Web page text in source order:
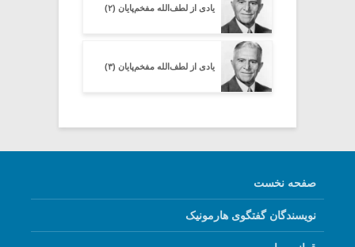
یادی از لطف‌الله مفخم‌پایان (۲)
یادی از لطف‌الله مفخم‌پایان (۳)
صفحه نخست
نویسندگان گفتگوی هارمونیک